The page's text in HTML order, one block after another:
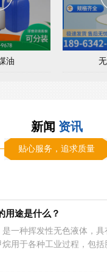
油
新闻 资讯
贴心服务，追求质量
用途是什么？
是一种挥发性无色液体，
烷用于各种工业过程，包